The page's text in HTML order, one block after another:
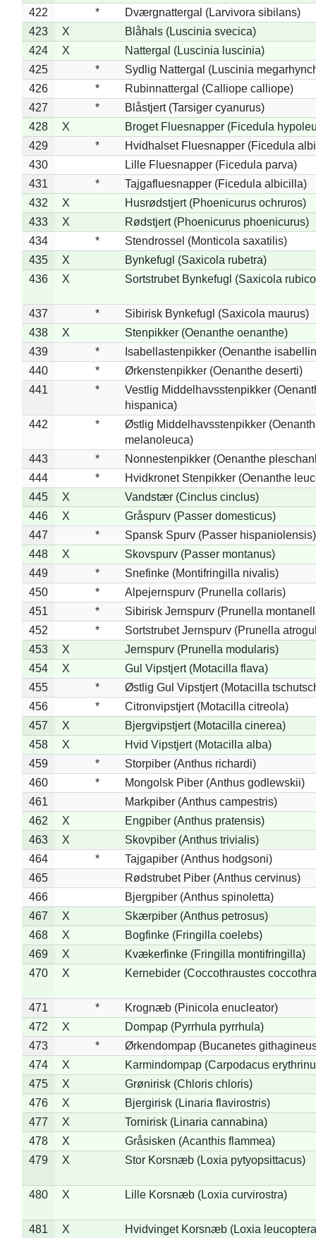
422
*
Dværgnattergal (Larvivora sibilans)
423
X
Blåhals (Luscinia svecica)
424
X
Nattergal (Luscinia luscinia)
425
*
Sydlig Nattergal (Luscinia
426
*
Rubinnattergal (Calliope calliope)
427
*
Blåstjert (Tarsiger cyanurus)
428
X
Broget Fluesnapper (Ficedula
429
*
Hvidhalset Fluesnapper (Ficedula
430
Lille Fluesnapper (Ficedula parva)
431
*
Tajgafluesnapper (Ficedula albicilla)
432
X
Husrødstjert (Phoenicurus ochruros)
433
X
Rødstjert (Phoenicurus phoenicurus)
434
*
Stendrossel (Monticola saxatilis)
435
X
Bynkefugl (Saxicola rubetra)
436
X Sortstrubet Bynkefugl (Saxicola
437 *
Sibirisk Bynkefugl (Saxicola maurus)
438
X
Stenpikker (Oenanthe oenanthe)
439
*
Isabellastenpikker (Oenanthe
440
*
Ørkenstenpikker (Oenanthe deserti)
441
*
Vestlig Middelhavsstenpikker
hispanica)
442
*
Østlig Middelhavsstenpikker
melanoleuca)
443
*
Nonnestenpikker (Oenanthe
444
*
Hvidkronet Stenpikker (Oenanthe
445
X
Vandstær (Cinclus cinclus)
446
X
Gråspurv (Passer domesticus)
447
*
Spansk Spurv (Passer hispaniolensis)
448
X
Skovspurv (Passer montanus)
449
*
Snefinke (Montifringilla nivalis)
450
*
Alpejernspurv (Prunella collaris)
451
*
Sibirisk Jernspurv (Prunella
452
*
Sortstrubet Jernspurv (Prunella
453
X
Jernspurv (Prunella modularis)
454
X
Gul Vipstjert (Motacilla flava)
455
*
Østlig Gul Vipstjert (Motacilla
456
*
Citronvipstjert (Motacilla citreola)
457
X
Bjergvipstjert (Motacilla cinerea)
458
X
Hvid Vipstjert (Motacilla alba)
459
*
Storpiber (Anthus richardi)
460
*
Mongolsk Piber (Anthus godlewskii)
461
Markpiber (Anthus campestris)
462
X
Engpiber (Anthus pratensis)
463
X
Skovpiber (Anthus trivialis)
464
*
Tajgapiber (Anthus hodgsoni)
465
Rødstrubet Piber (Anthus cervinus)
466
Bjergpiber (Anthus spinoletta)
467
X
Skærpiber (Anthus petrosus)
468
X
Bogfinke (Fringilla coelebs)
469
X
Kvækerfinke (Fringilla montifringilla)
470
X Kernebider (Coccothraustes
471 *
Krognæb (Pinicola enucleator)
472
X
Dompap (Pyrrhula pyrrhula)
473
*
Ørkendompap (Bucanetes
474
X
Karmindompap (Carpodacus
475
X
Grønirisk (Chloris chloris)
476
X
Bjergirisk (Linaria flavirostris)
477
X
Tornirisk (Linaria cannabina)
478
X
Gråsisken (Acanthis flammea)
479
X Stor Korsnæb (Loxia pytyopsittacus)
480 X Lille Korsnæb (Loxia curvirostra)
481 X Hvidvinget Korsnæb (Loxia